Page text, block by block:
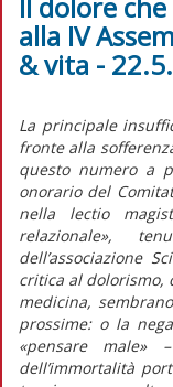
alla IV
& vita -
La principale
fronte alla
questo numero a
onorario del
nella lectio
relazionale»,
dell’associazione
critica al dolorismo,
medicina,
prossime: o la
«pensare male»
dell’immortalità